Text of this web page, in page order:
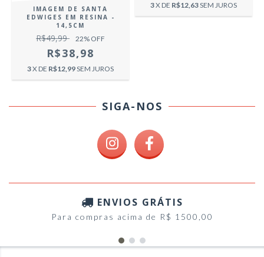
IMAGEM DE SANTA
EDWIGES EM RESINA -
14,5CM
R$49,99 22% OFF
R$38,98
3X DE R$12,99SEM JUROS
3X DE R$12,63SEM JUROS
SIGA-NOS
ENVIOS GRÁTIS
Para compras acima de R$ 1500,00